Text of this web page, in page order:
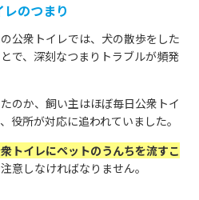
のつまり
公衆トイレでは、犬の散歩をした
で、深刻なつまりトラブルが頻発
のか、飼い主はほぼ毎日公衆トイ
役所が対応に追われていました。
トイレにペットのうんちを流すこ
意しなければなりません。